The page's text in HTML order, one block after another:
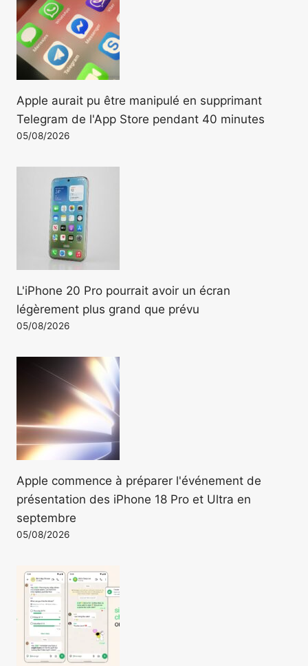
Apple aurait pu être manipulé en supprimant
Telegram de l'App Store pendant 40 minutes
05/08/2026
L'iPhone 20 Pro pourrait avoir un écran
légèrement plus grand que prévu
05/08/2026
Apple commence à préparer l'événement de
présentation des iPhone 18 Pro et Ultra en
septembre
05/08/2026